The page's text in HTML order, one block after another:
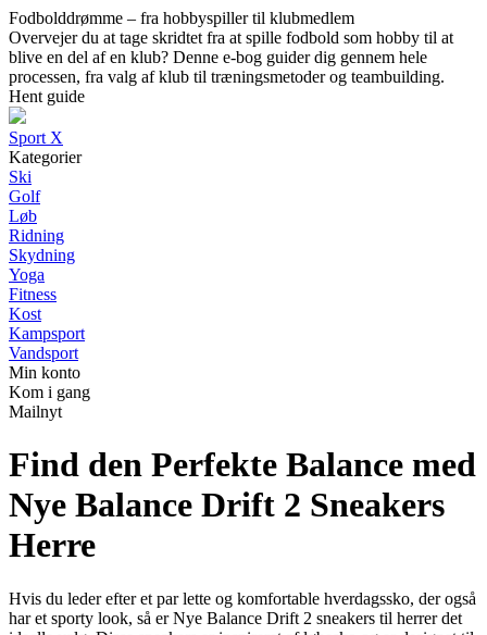
Fodbolddrømme – fra hobbyspiller til klubmedlem
Overvejer du at tage skridtet fra at spille fodbold som hobby til at
blive en del af en klub? Denne e-bog guider dig gennem hele
processen, fra valg af klub til træningsmetoder og teambuilding.
Hent guide
Sport X
Kategorier
Ski
Golf
Løb
Ridning
Skydning
Yoga
Fitness
Kost
Kampsport
Vandsport
Min konto
Kom i gang
Mailnyt
Find den Perfekte Balance med
Nye Balance Drift 2 Sneakers
Herre
Hvis du leder efter et par lette og komfortable hverdagssko, der også
har et sporty look, så er Nye Balance Drift 2 sneakers til herrer det